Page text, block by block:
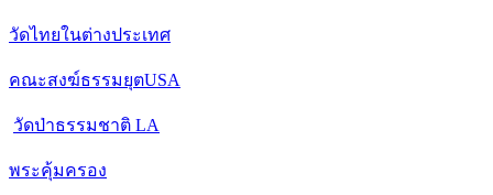
วัดไทยในต่างประเทศ
คณะสงฆ์ธรรมยุตUSA
วัดป่าธรรมชาติ LA
พระคุ้มครอง